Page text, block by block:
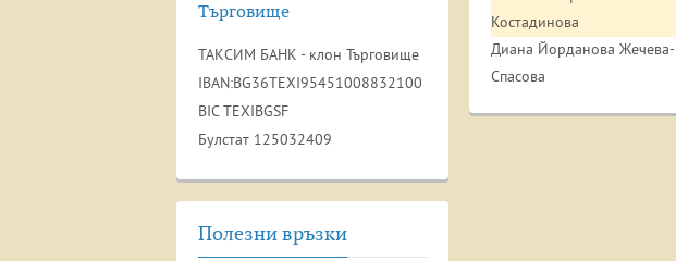
Търговище
ТАКСИМ БАНК - клон Търговище
IBAN:BG36TEXI95451008832100
BIC TEXIBGSF
Булстат 125032409
Полезни връзки
Костадинова
Диана Йорданова Жечева-
Спасова